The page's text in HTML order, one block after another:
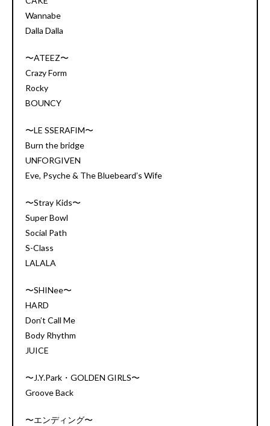
Wannabe
Dalla Dalla
〜ATEEZ〜
Crazy Form
Rocky
BOUNCY
〜LE SSERAFIM〜
Burn the bridge
UNFORGIVEN
Eve, Psyche & The Bluebeard’s Wife
〜Stray Kids〜
Super Bowl
Social Path
S-Class
LALALA
〜SHINee〜
HARD
Don’t Call Me
Body Rhythm
JUICE
〜J.Y.Park・GOLDEN GIRLS〜
Groove Back
〜エンディング〜